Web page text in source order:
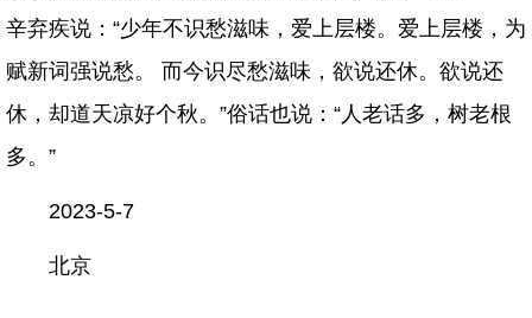
辛弃疾说：“少年不识愁滋味，爱上层楼。爱上层楼，为
赋新词强说愁。 而今识尽愁滋味，欲说还休。欲说还
休，却道天凉好个秋。”俗话也说：“人老话多，树老根
多。”
2023-5-7
北京